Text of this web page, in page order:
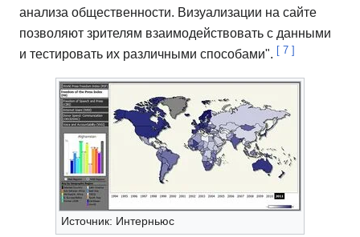
анализа общественности. Визуализации на сайте
позволяют зрителям взаимодействовать с данными
и тестировать их различными способами". [ 7 ]
Источник: Интерньюс